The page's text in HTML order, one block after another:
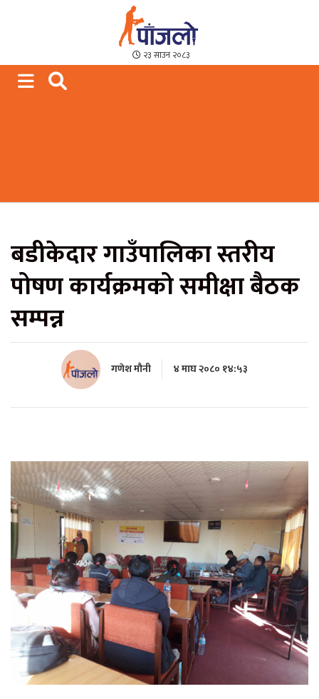
Paajalo News
We are from Far West Nepal
२३ साउन २०८३
बडीकेदार गाउँपालिका स्तरीय
पोषण कार्यक्रमको समीक्षा बैठक
सम्पन्न
गणेश मौनी ४ माघ २०८० १४:५३